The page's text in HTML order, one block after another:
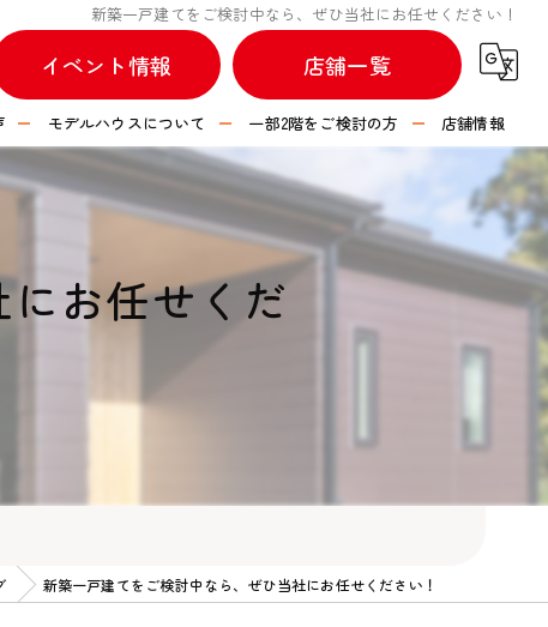
新築一戸建てをご検討中なら、ぜひ当社にお任せください！
イベント情報 店舗一覧
モデルハウスについて
不動産情報
一部2階をご検討の方 店舗情報
つなぐハウス 彦根店
つなぐハウス 長浜店
お任せくだ
新築一戸建てをご検討中なら、ぜひ当社にお任せください！